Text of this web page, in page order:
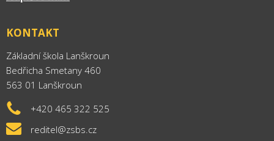
KONTAKT
Základní škola Lanškroun
Bedřicha Smetany 460
563 01 Lanškroun
+420 465 322 525
reditel@zsbs.cz